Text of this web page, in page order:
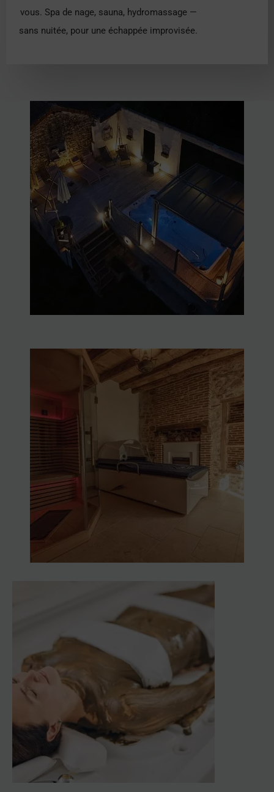
vous. Spa de nage, sauna, hydromassage —
sans nuitée, pour une échappée improvisée.